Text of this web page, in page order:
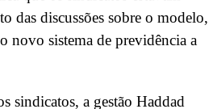
das discussões sobre o modelo,
novo sistema de previdência a
sindicatos, a gestão Haddad